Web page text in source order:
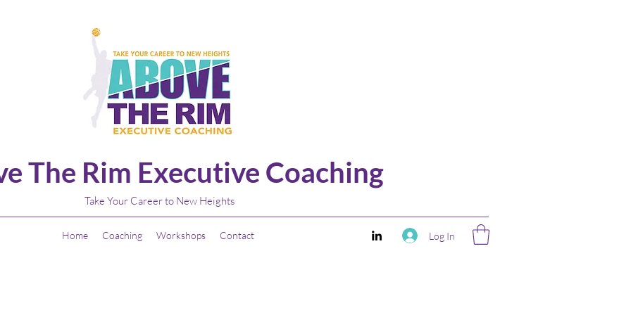
The Rim Executive Coaching
Take Your Career to New Heights
Home Coaching Workshops Contact Log In